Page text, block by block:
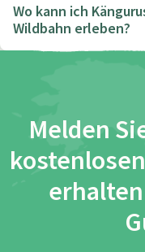
Wo kann ich
Wildbahn erleben?
Melden